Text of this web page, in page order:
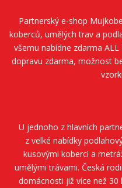
Partnerský e-shop
koberců, umělých trav a
všemu nabídne zdarma ALL
dopravu zdarma, možnost
U jednoho z hlavních
z velké nabídky
kusovými koberci a
umělými trávami. Česká
domácnosti již více než